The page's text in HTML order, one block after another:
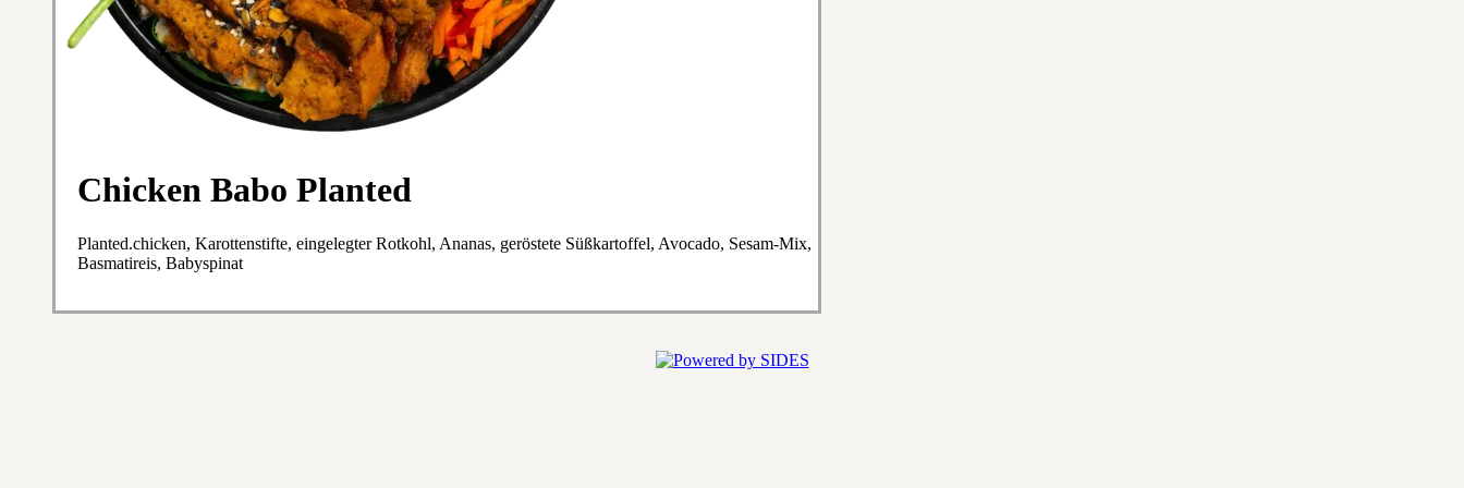
Chicken Babo Planted
Planted.chicken, Karottenstifte, eingelegter Rotkohl, Ananas, geröstete Süßkartoffel, Avocado, Sesam-Mix,
Basmatireis, Babyspinat